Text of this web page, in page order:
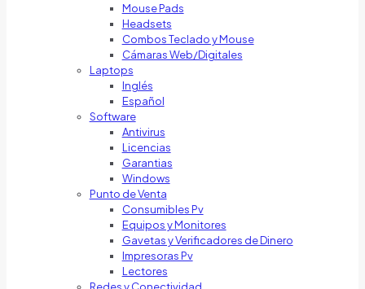
Mouse Pads
Headsets
Combos Teclado y Mouse
Cámaras Web/Digitales
Laptops
Inglés
Español
Software
Antivirus
Licencias
Garantias
Windows
Punto de Venta
Consumibles Pv
Equipos y Monitores
Gavetas y Verificadores de Dinero
Impresoras Pv
Lectores